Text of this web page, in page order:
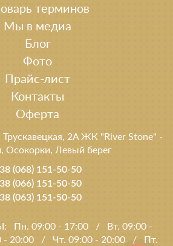
терминов
Мы в медиа
Блог
Фото
Прайс-лист
Контакты
Оферта
Трускавецкая, 2A ЖК "River Stone" -
Осокорки, Левый берег
(068) 151-50-50
(066) 151-50-50
(063) 151-50-50
Пн. 09:00 - 17:00 /
Вт. 09:00 -
- 20:00 / Чт. 09:00 - 20:00 / Пт.